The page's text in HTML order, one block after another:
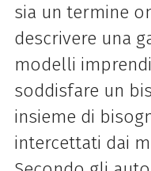
sia un termine
descrivere una
modelli
soddisfare un
insieme di
intercettati dai